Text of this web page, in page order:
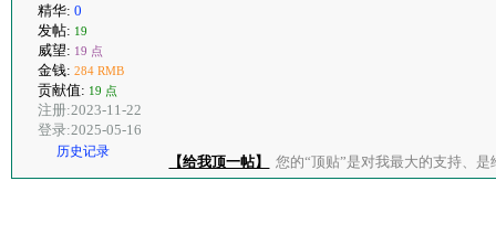
精华: 0
发帖: 19
威望: 19 点
金钱: 284 RMB
贡献值: 19 点
注册:2023-11-22
登录:2025-05-16
历史记录
【给我顶一帖】 您的“顶贴”是对我最大的支持、